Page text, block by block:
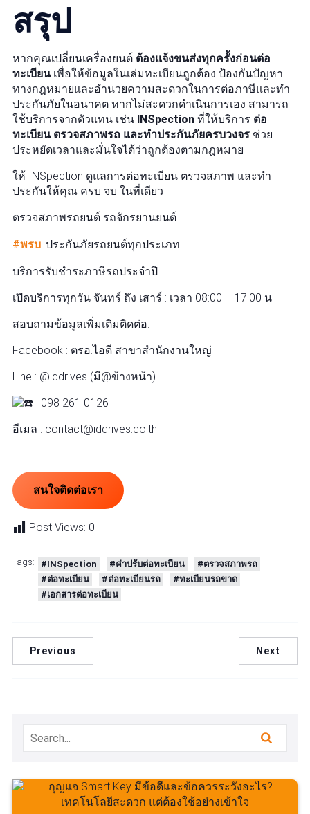
สรุป
หากคุณเปลี่ยนเครื่องยนต์ ต้องแจ้งขนส่งทุกครั้งก่อนต่อ
ทะเบียนเพื่อให้ข้อมูลในเล่มทะเบียนถูกต้อง ป้องกันปัญหา
ทางกฎหมายและอำนวยความสะดวกในการต่อภาษีและทำ
ประกันภัยในอนาคต หากไม่สะดวกดำเนินการเอง สามารถ
ใช้บริการจากตัวแทน เช่น INSpection ที่ให้บริการ ต่อ
ทะเบียน ตรวจสภาพรถ และทำประกันภัยครบวงจร ช่วย
ประหยัดเวลาและมั่นใจได้ว่าถูกต้องตามกฎหมาย
ให้ INSpection ดูแลการต่อทะเบียน ตรวจสภาพ และทำ
ประกันให้คุณ ครบ จบ ในที่เดียว
ตรวจสภาพรถยนต์ รถจักรยานยนต์
#พรบ. ประกันภัยรถยนต์ทุกประเภท
บริการรับชำระภาษีรถประจำปี
เปิดบริการทุกวัน จันทร์ ถึง เสาร์ : เวลา 08:00 – 17:00 น.
สอบถามข้อมูลเพิ่มเติมติดต่อ:
Facebook : ตรอ.ไอดี สาขาสำนักงานใหญ่
Line : @iddrives (มี@ข้างหน้า)
: 098 261 0126
อีเมล : contact@iddrives.co.th
สนใจติดต่อเรา
Post Views: 0
Tags: #INSpection #ค่าปรับต่อทะเบียน
#ตรวจสภาพรถ
#ต่อทะเบียน
#ต่อทะเบียนรถ
#ทะเบียนรถขาด
#เอกสารต่อทะเบียน
Previous Next